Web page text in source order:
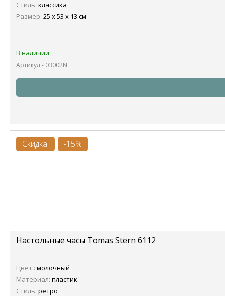
Стиль: классика
Размер: 25 х 53 х 13 см
В наличии
Артикул - 03002N
Скидка! -15%
Настольные часы Tomas Stern 6112
Цвет : молочный
Материал: пластик
Стиль: ретро